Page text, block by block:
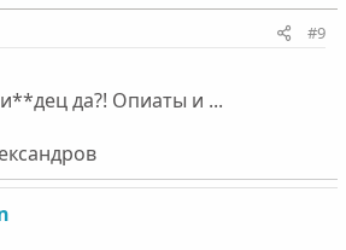
#9
дa?! Опиaты и ...